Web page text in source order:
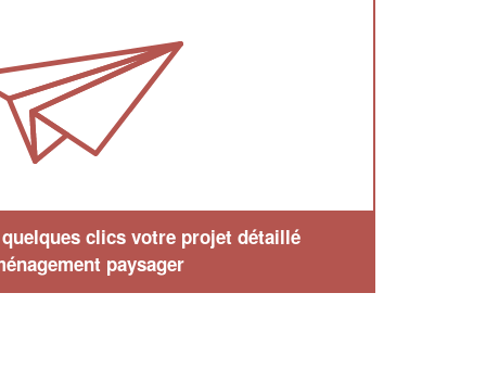
clics votre projet détaillé
paysager